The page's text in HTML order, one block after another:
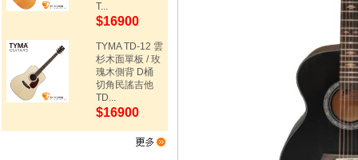
T...
$16900
TYMA TD-12 雲
杉木面單板 / 玫
瑰木側背 D桶
切角民謠吉他
TD...
$16900